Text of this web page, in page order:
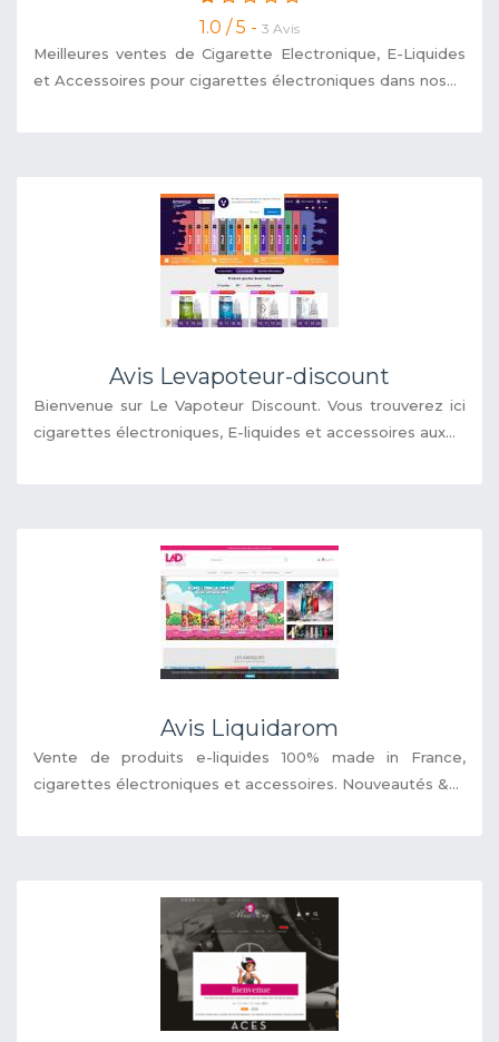
1.0 / 5 - 3 Avis
Meilleures ventes de Cigarette Electronique, E-Liquides
et Accessoires pour cigarettes électroniques dans nos...
Avis Levapoteur-discount
Bienvenue sur Le Vapoteur Discount. Vous trouverez ici
cigarettes électroniques, E-liquides et accessoires aux...
Avis Liquidarom
Vente de produits e-liquides 100% made in France,
cigarettes électroniques et accessoires. Nouveautés &...